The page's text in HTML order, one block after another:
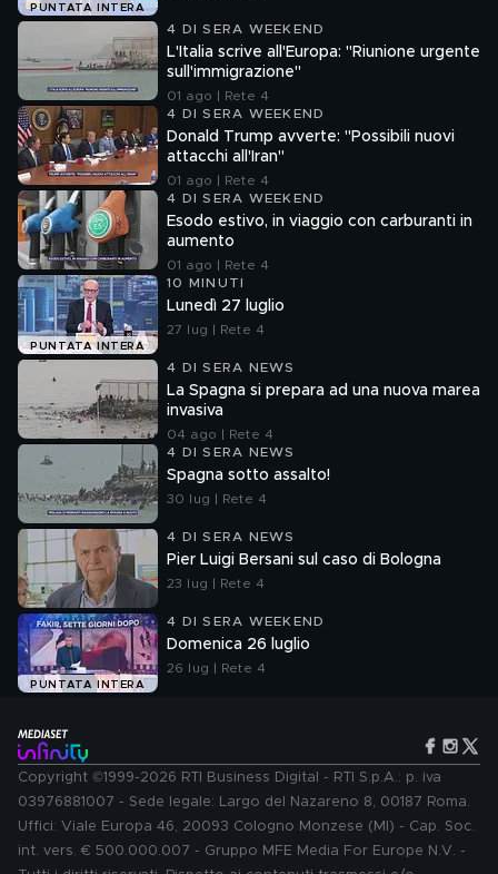
PUNTATA INTERA
4 DI SERA WEEKEND
L'Italia scrive all'Europa: "Riunione urgente
sull'immigrazione"
01 ago | Rete 4
4 DI SERA WEEKEND
Donald Trump avverte: "Possibili nuovi
attacchi all'Iran"
01 ago | Rete 4
4 DI SERA WEEKEND
Esodo estivo, in viaggio con carburanti in
aumento
01 ago | Rete 4
PUNTATA INTERA
10 MINUTI
Lunedì 27 luglio
27 lug | Rete 4
4 DI SERA NEWS
La Spagna si prepara ad una nuova marea
invasiva
04 ago | Rete 4
4 DI SERA NEWS
Spagna sotto assalto!
30 lug | Rete 4
4 DI SERA NEWS
Pier Luigi Bersani sul caso di Bologna
23 lug | Rete 4
PUNTATA INTERA
4 DI SERA WEEKEND
Domenica 26 luglio
26 lug | Rete 4
Copyright ©1999-2026 RTI Business Digital - RTI S.p.A.: p. iva
03976881007 - Sede legale: Largo del Nazareno 8, 00187 Roma.
Uffici: Viale Europa 46, 20093 Cologno Monzese (MI) - Cap. Soc.
int. vers. € 500.000.007 - Gruppo MFE Media For Europe N.V. -